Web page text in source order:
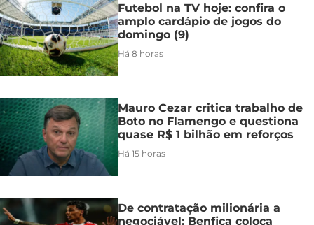
Futebol na TV hoje: confira o
amplo cardápio de jogos do
domingo (9)
Há 8 horas
Mauro Cezar critica trabalho de
Boto no Flamengo e questiona
quase R$ 1 bilhão em reforços
Há 15 horas
De contratação milionária a
negociável: Benfica coloca